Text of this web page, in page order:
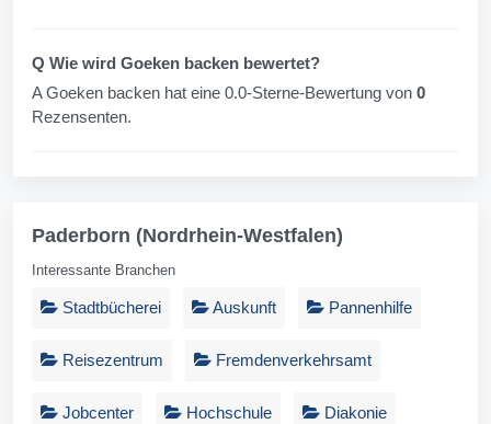
Q Wie wird Goeken backen bewertet?
A Goeken backen hat eine 0.0-Sterne-Bewertung von 0
Rezensenten.
Paderborn (Nordrhein-Westfalen)
Interessante Branchen
Stadtbücherei Auskunft Pannenhilfe
Reisezentrum Fremdenverkehrsamt
Jobcenter Hochschule Diakonie